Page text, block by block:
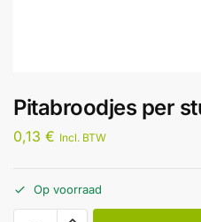
Pitabroodjes per
0,13 € Incl. BTW
Op voorraad